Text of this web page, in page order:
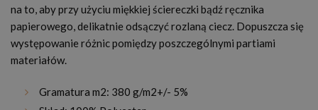
na to, aby przy użyciu miękkiej ściereczki bądź ręcznika
papierowego, delikatnie odsączyć rozlaną ciecz. Dopuszcza się
występowanie różnic pomiędzy poszczególnymi partiami
materiałów.
Gramatura m2: 380 g/m2+/- 5%